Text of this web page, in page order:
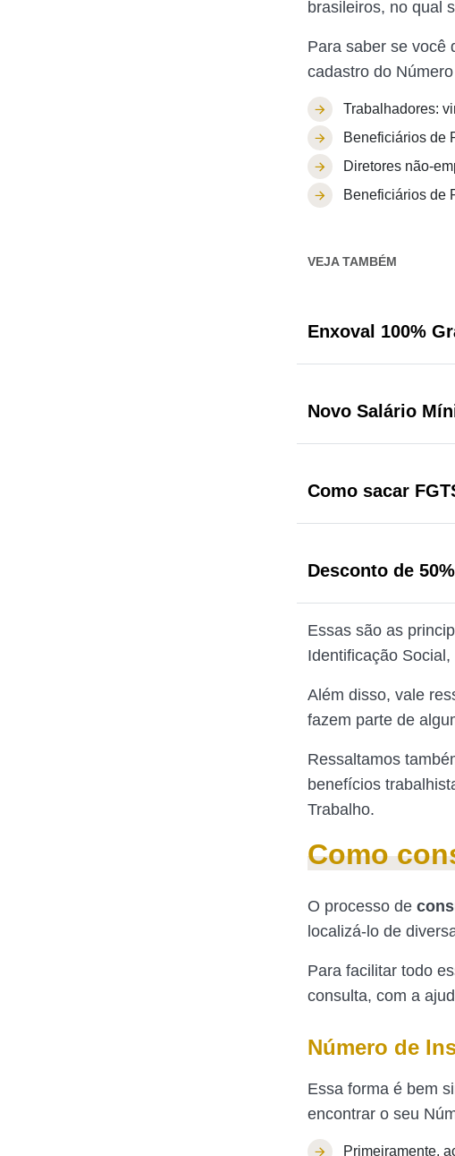
brasileiros, no qual
Para saber se você
cadastro do
Trabalhadores:
Beneficiários de
Diretores não-
Beneficiários de
VEJA TAMBÉM
Enxoval 100%
Novo Salário
Como sacar
Desconto de
Essas são as
Identificação
Além disso, vale
fazem parte de
Ressaltamos
benefícios
Trabalho.
Como
O processo de
localizá-lo de
Para facilitar todo
consulta, com a
Número de
Essa forma é bem
encontrar o seu
Primeiramente,